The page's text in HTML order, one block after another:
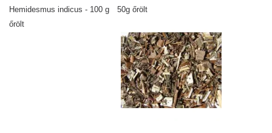
Hemidesmus indicus - 100 g
őrölt
50g őrölt